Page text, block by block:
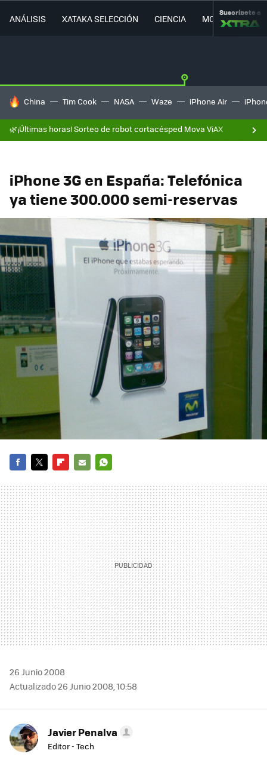
ANÁLISIS XATAKA SELECCIÓN CIENCIA MOVILIDAD
Suscríbete a
HOY SE HABLA DE
China Tim Cook NASA Waze iPhone Air
🌿¡Últimas horas! Sorteo de robot cortacésped Mova ViAX
iPhone 3G en España: Telefónica
ya tiene 300.000 semi-reservas
MAIL
26 Junio 2008
Actualizado 26 Junio 2008, 10:58
Javier Penalva
Editor - Tech